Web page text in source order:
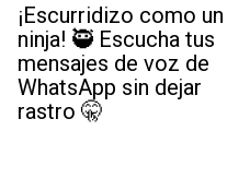
¡Escurridizo como un
ninja! 🥷 Escucha tus
mensajes de voz de
WhatsApp sin dejar
rastro 🤫